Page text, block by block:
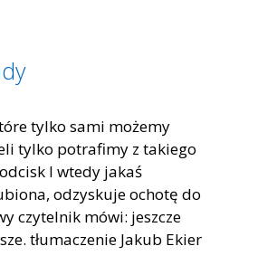
tylko sami możemy
tylko potrafimy z takiego
I wtedy jakaś
odzyskuje ochotę do
czytelnik mówi: jeszcze
tłumaczenie Jakub Ekier